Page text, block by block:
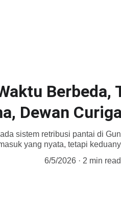
Dewan
sistem retribusi pantai di
yang nyata, tetapi
6/5/2026
2 min read